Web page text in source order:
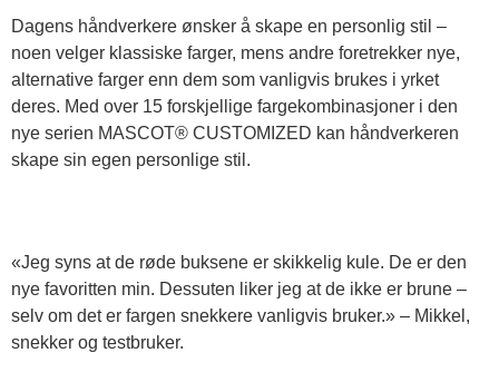
Dagens håndverkere ønsker å skape en personlig stil –
noen velger klassiske farger, mens andre foretrekker nye,
alternative farger enn dem som vanligvis brukes i yrket
deres. Med over 15 forskjellige fargekombinasjoner i den
nye serien MASCOT® CUSTOMIZED kan håndverkeren
skape sin egen personlige stil.
«Jeg syns at de røde buksene er skikkelig kule. De er den
nye favoritten min. Dessuten liker jeg at de ikke er brune –
selv om det er fargen snekkere vanligvis bruker.» – Mikkel,
snekker og testbruker.